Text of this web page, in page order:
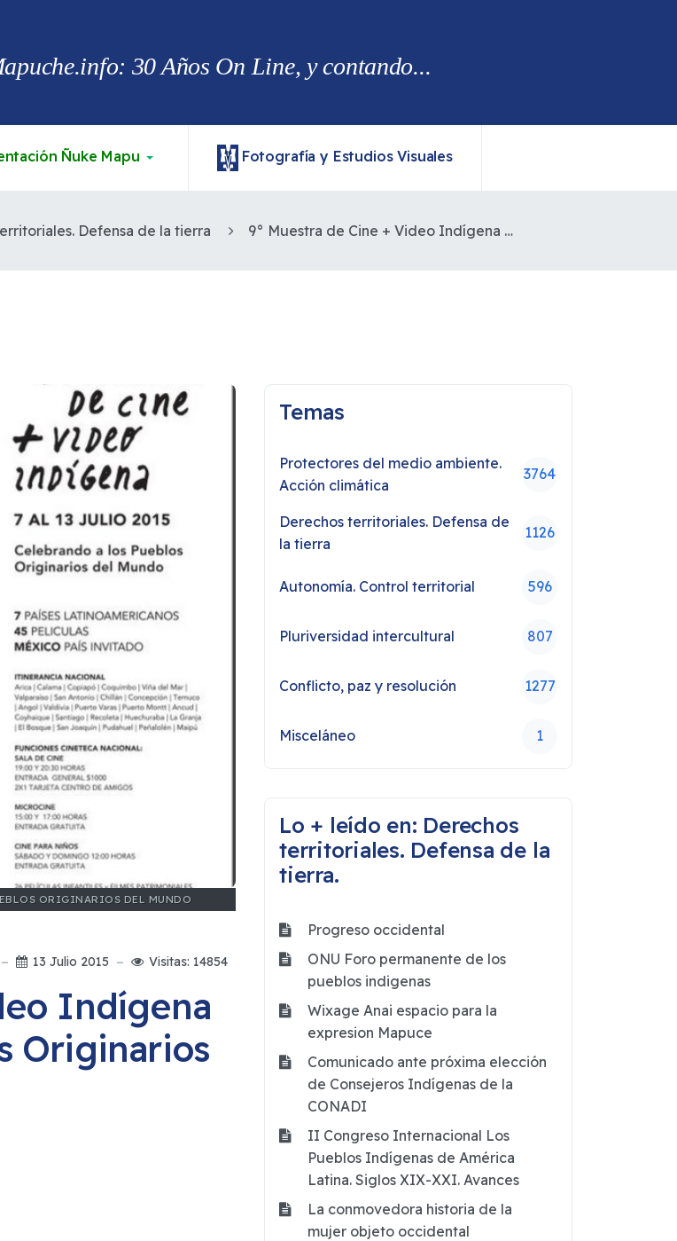
30 Años On Line, y contando...
Ñuke Mapu Fotografía y Estudios Visuales
Defensa de la tierra 9° Muestra de Cine + Video Indígena Celebrando a los Pueblos Originarios del Mundo
ORIGINARIOS DEL MUNDO
13 Julio 2015 Visitas: 14854
Indígena
Originarios
Temas
Protectores del medio ambiente.
Acción climática
3764
Derechos territoriales. Defensa de
la tierra
1126
Autonomía. Control territorial 596
Pluriversidad intercultural 807
Conflicto, paz y resolución 1277
Misceláneo 1
Lo + leído en: Derechos
territoriales. Defensa de la
tierra.
Progreso occidental
ONU Foro permanente de los
pueblos indigenas
Wixage Anai espacio para la
expresion Mapuce
Comunicado ante próxima elección
de Consejeros Indígenas de la
CONADI
II Congreso Internacional Los
Pueblos Indígenas de América
Latina. Siglos XIX-XXI. Avances
La conmovedora historia de la
mujer objeto occidental